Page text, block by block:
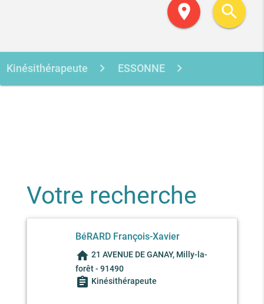
location_on search
Kinésithérapeute ESSONNE
Votre recherche
BéRARD François-Xavier
home 21 AVENUE DE GANAY, Milly-la-
forêt - 91490
assignment Kinésithérapeute